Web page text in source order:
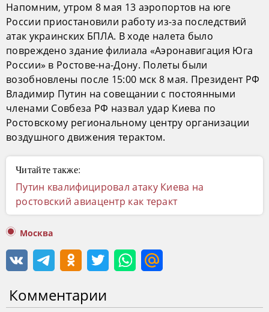
Напомним, утром 8 мая 13 аэропортов на юге
России приостановили работу из-за последствий
атак украинских БПЛА. В ходе налета было
повреждено здание филиала «Аэронавигация Юга
России» в Ростове-на-Дону. Полеты были
возобновлены после 15:00 мск 8 мая. Президент РФ
Владимир Путин на совещании с постоянными
членами Совбеза РФ назвал удар Киева по
Ростовскому региональному центру организации
воздушного движения терактом.
Читайте также:
Путин квалифицировал атаку Киева на
ростовский авиацентр как теракт
Москва
Комментарии